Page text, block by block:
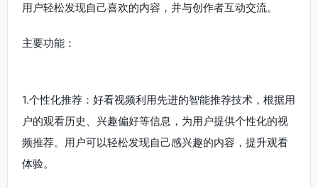
用户轻松发现自己喜欢的内容，并与创作者互动交流。
主要功能：
1.个性化推荐：好看视频利用先进的智能推荐技术，根据用
户的观看历史、兴趣偏好等信息，为用户提供个性化的视
频推荐。用户可以轻松发现自己感兴趣的内容，提升观看
体验。